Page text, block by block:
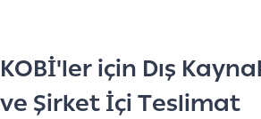
KOBİ'ler için Dış
ve Şirket İçi Teslimat